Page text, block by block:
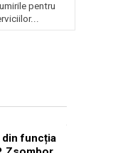
pentru
din funcția